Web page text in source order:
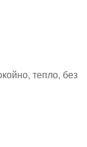
тепло, без